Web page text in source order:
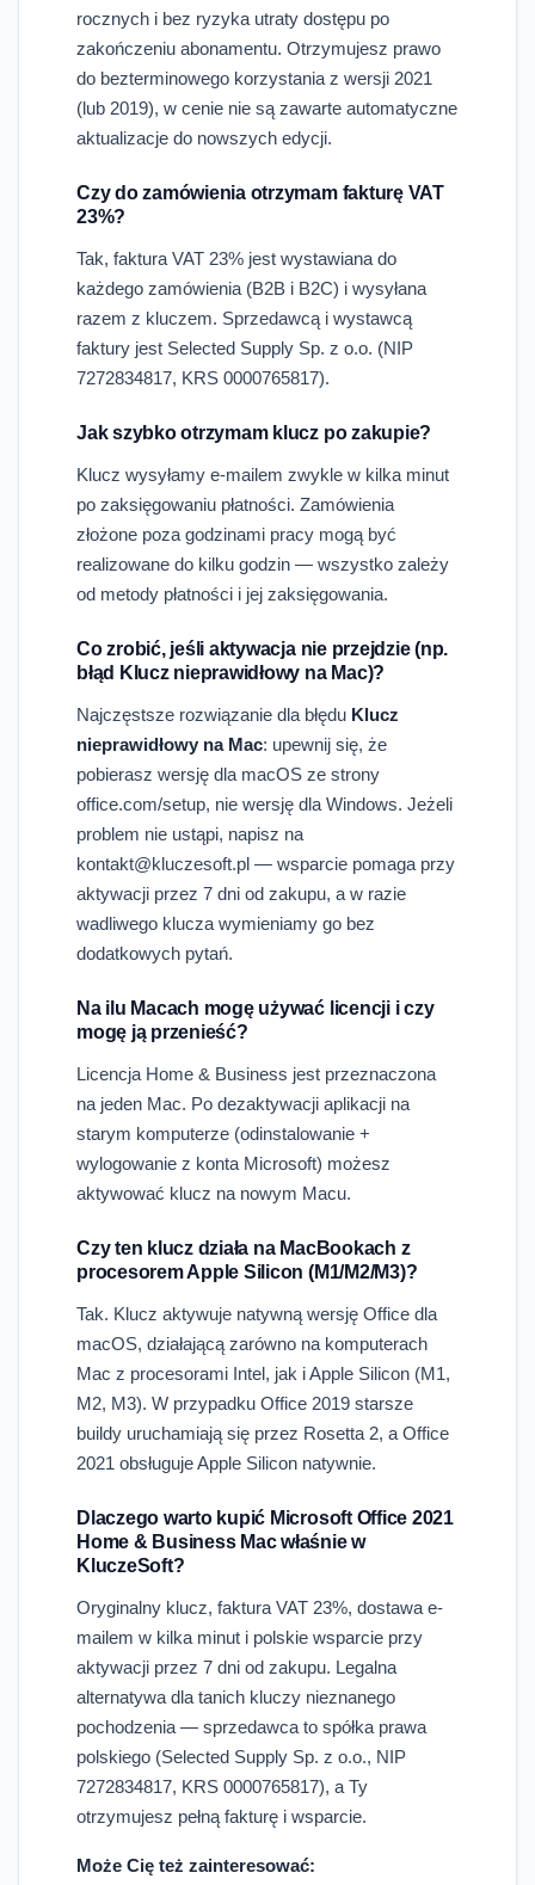
rocznych i bez ryzyka utraty dostępu po
zakończeniu abonamentu. Otrzymujesz prawo
do bezterminowego korzystania z wersji 2021
(lub 2019), w cenie nie są zawarte automatyczne
aktualizacje do nowszych edycji.
Czy do zamówienia otrzymam fakturę VAT
23%?
Tak, faktura VAT 23% jest wystawiana do
każdego zamówienia (B2B i B2C) i wysyłana
razem z kluczem. Sprzedawcą i wystawcą
faktury jest Selected Supply Sp. z o.o. (NIP
7272834817, KRS 0000765817).
Jak szybko otrzymam klucz po zakupie?
Klucz wysyłamy e-mailem zwykle w kilka minut
po zaksięgowaniu płatności. Zamówienia
złożone poza godzinami pracy mogą być
realizowane do kilku godzin — wszystko zależy
od metody płatności i jej zaksięgowania.
Co zrobić, jeśli aktywacja nie przejdzie (np.
błąd Klucz nieprawidłowy na Mac)?
Najczęstsze rozwiązanie dla błędu Klucz
nieprawidłowy na Mac: upewnij się, że
pobierasz wersję dla macOS ze strony
office.com/setup, nie wersję dla Windows. Jeżeli
problem nie ustąpi, napisz na
kontakt@kluczesoft.pl — wsparcie pomaga przy
aktywacji przez 7 dni od zakupu, a w razie
wadliwego klucza wymieniamy go bez
dodatkowych pytań.
Na ilu Macach mogę używać licencji i czy
mogę ją przenieść?
Licencja Home & Business jest przeznaczona
na jeden Mac. Po dezaktywacji aplikacji na
starym komputerze (odinstalowanie +
wylogowanie z konta Microsoft) możesz
aktywować klucz na nowym Macu.
Czy ten klucz działa na MacBookach z
procesorem Apple Silicon (M1/M2/M3)?
Tak. Klucz aktywuje natywną wersję Office dla
macOS, działającą zarówno na komputerach
Mac z procesorami Intel, jak i Apple Silicon (M1,
M2, M3). W przypadku Office 2019 starsze
buildy uruchamiają się przez Rosetta 2, a Office
2021 obsługuje Apple Silicon natywnie.
Dlaczego warto kupić Microsoft Office 2021
Home & Business Mac właśnie w
KluczeSoft?
Oryginalny klucz, faktura VAT 23%, dostawa e-
mailem w kilka minut i polskie wsparcie przy
aktywacji przez 7 dni od zakupu. Legalna
alternatywa dla tanich kluczy nieznanego
pochodzenia — sprzedawca to spółka prawa
polskiego (Selected Supply Sp. z o.o., NIP
7272834817, KRS 0000765817), a Ty
otrzymujesz pełną fakturę i wsparcie.
Może Cię też zainteresować: